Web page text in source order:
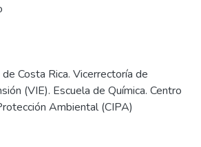
Costa Rica. Vicerrectoría de
(VIE). Escuela de Química. Centro
Ambiental (CIPA)